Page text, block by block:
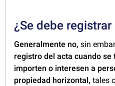
¿Se debe registrar
Generalmente no,sin
registro del acta cuando se
importen o interesen a
propiedad horizontal, tales